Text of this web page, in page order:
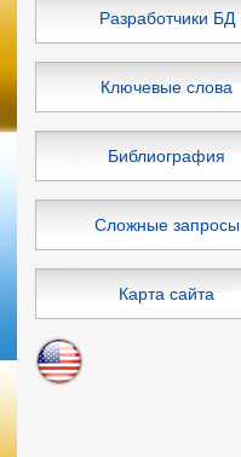
Разработчики БД
Ключевые слова
Библиография
Сложные запросы
Карта сайта